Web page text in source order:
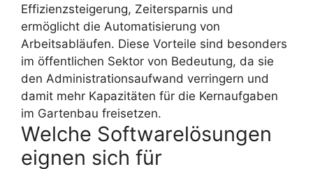
Effizienzsteigerung, Zeitersparnis und
ermöglicht die Automatisierung von
Arbeitsabläufen. Diese Vorteile sind besonders
im öffentlichen Sektor von Bedeutung, da sie
den Administrationsaufwand verringern und
damit mehr Kapazitäten für die Kernaufgaben
im Gartenbau freisetzen.
Welche Softwarelösungen
eignen sich für